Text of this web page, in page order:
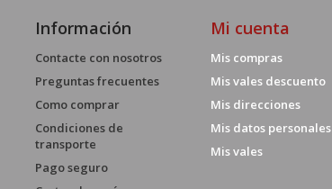
Información
Contacte con nosotros
Preguntas frecuentes
Como comprar
Condiciones de
transporte
Pago seguro
Mi cuenta
Mis compras
Mis vales descuento
Mis direcciones
Mis datos personales
Mis vales